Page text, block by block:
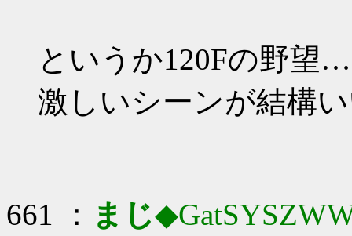
というか120Fの野望…
激しいシーンが結構
661 ： まじ